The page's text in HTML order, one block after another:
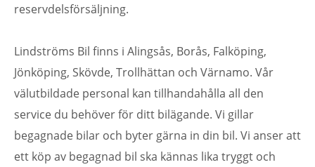
reservdelsförsäljning.
Lindströms Bil finns i Alingsås, Borås, Falköping,
Jönköping, Skövde, Trollhättan och Värnamo. Vår
välutbildade personal kan tillhandahålla all den
service du behöver för ditt bilägande. Vi gillar
begagnade bilar och byter gärna in din bil. Vi anser att
ett köp av begagnad bil ska kännas lika tryggt och